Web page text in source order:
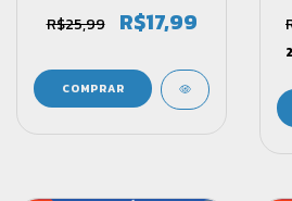
R$25,99
R$17,99
2